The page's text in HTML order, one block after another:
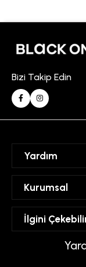
Bizi Takip Edin
Yardım
Hesabım
Favorilerim
Kurumsal
Mesafeli Satış
Üyelik Sözleşmesi
Gizlilik ve Güvenlik
İlgini